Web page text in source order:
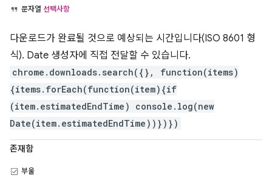
문자열 선택사항
다운로드가 완료될 것으로 예상되는 시간입니다(ISO 8601 형
식). Date 생성자에 직접 전달할 수 있습니다.
chrome.downloads.search({}, function(items)
{items.forEach(function(item){if
(item.estimatedEndTime) console.log(new
Date(item.estimatedEndTime))})})
존재함
부울